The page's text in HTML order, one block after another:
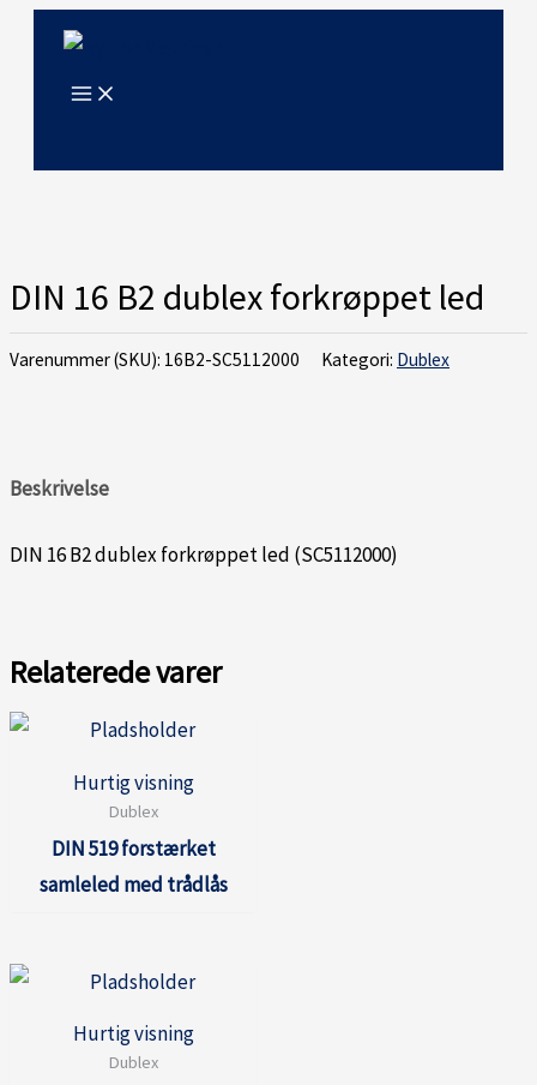
indholdet
DIN 16 B2 dublex forkrøppet led
Varenummer (SKU): 16B2-SC5112000 Kategori: Dublex
Beskrivelse
DIN 16 B2 dublex forkrøppet led (SC5112000)
Relaterede varer
Hurtig visning
Dublex
DIN 519 forstærket
samleled med trådlås
Hurtig visning
Dublex